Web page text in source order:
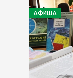
АФИША